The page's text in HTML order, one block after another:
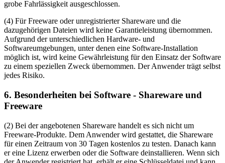
grobe Fahrlässigkeit ausgeschlossen.
(4) Für Freeware oder unregistrierter Shareware und die
dazugehörigen Dateien wird keine Garantieleistung übernommen.
Aufgrund der unterschiedlichen Hardware- und
Softwareumgebungen, unter denen eine Software-Installation
möglich ist, wird keine Gewährleistung für den Einsatz der Software
zu einem speziellen Zweck übernommen. Der Anwender trägt selbst
jedes Risiko.
6. Besonderheiten bei Software - Shareware und
Freeware
(2) Bei der angebotenen Shareware handelt es sich nicht um
Freeware-Produkte. Dem Anwender wird gestattet, die Shareware
für einen Zeitraum von 30 Tagen kostenlos zu testen. Danach kann
er eine Lizenz erwerben oder die Software deinstallieren. Wenn sich